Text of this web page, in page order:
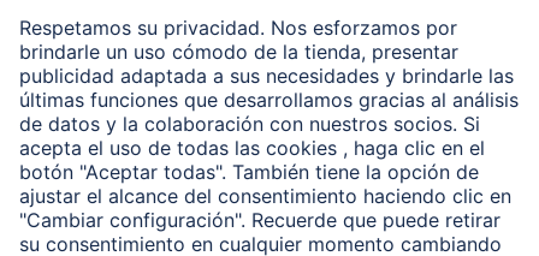
Clientes online
Conviértete en distribuidor
Compañía
Historia de la empresa